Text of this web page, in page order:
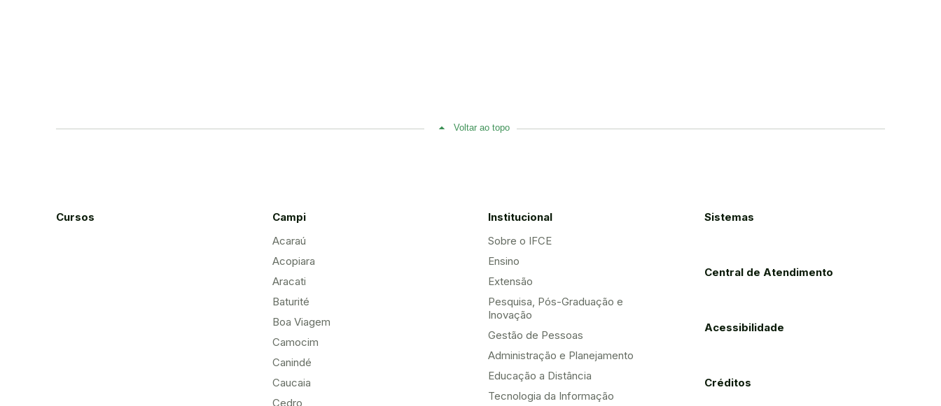
Voltar ao topo
Cursos
Campi
Acaraú
Acopiara
Aracati
Baturité
Boa Viagem
Camocim
Canindé
Caucaia
Cedro
Institucional
Sobre o IFCE
Ensino
Extensão
Pesquisa, Pós-Graduação e
Inovação
Gestão de Pessoas
Administração e Planejamento
Educação a Distância
Tecnologia da Informação
Sistemas
Central de Atendimento
Acessibilidade
Créditos